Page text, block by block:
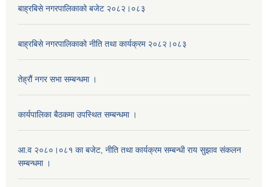
बाह्रबिसे नगरपालिकाको बजेट २०८२।०८३
बाह्रबिसे नगरपालिकाको नीति तथा कार्यक्रम २०८२।०८३
तेह्रौं नगर सभा सम्बन्धमा ।
कार्यपालिका बैठकमा उपस्थित सम्बन्धमा ।
आ.व २०८०।०८१ का बजेट, नीति तथा कार्यक्रम सम्बन्धी राय सुझाव संकलन
सम्बन्धमा ।